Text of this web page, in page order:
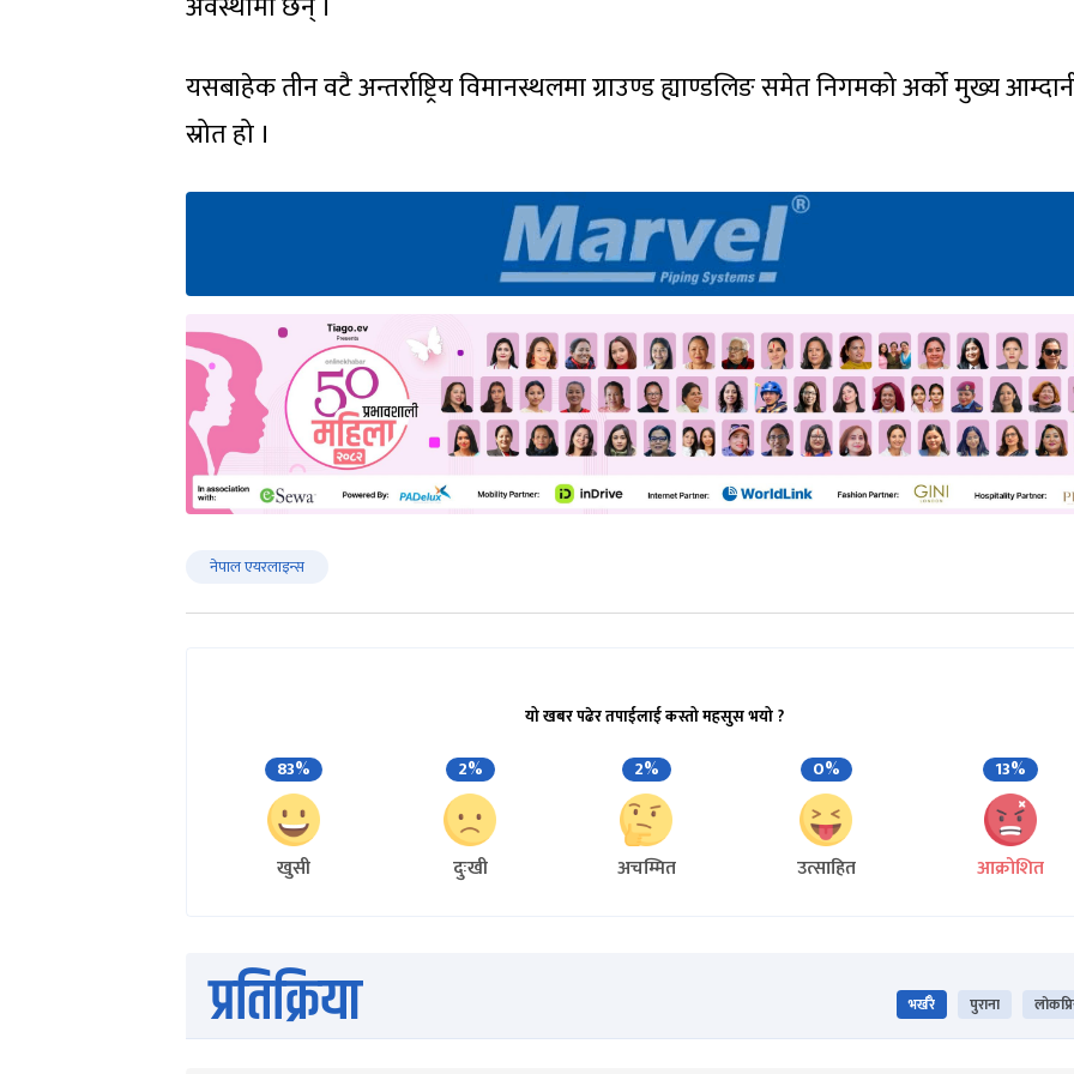
यसबाहेक तीन वटै अन्तर्राष्ट्रिय विमानस्थलमा ग्राउण्ड ह्याण्डलिङ समेत निगमको अर्को मुख्य
स्रोत हो ।
नेपाल एयरलाइन्स
यो खबर पढेर तपाईलाई कस्तो महसुस भयो ?
83%
खुसी
2%
दुःखी
2%
अचम्मित
0%
उत्साहित
13%
आक्रोशित
प्रतिक्रिया भर्खरै पुराना